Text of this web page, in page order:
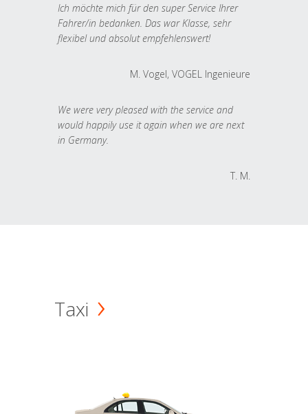
Ich möchte mich für den super Service Ihrer
Fahrer/in bedanken. Das war Klasse, sehr
flexibel und absolut empfehlenswert!
M. Vogel, VOGEL Ingenieure
We were very pleased with the service and
would happily use it again when we are next
in Germany.
T. M.
Taxi